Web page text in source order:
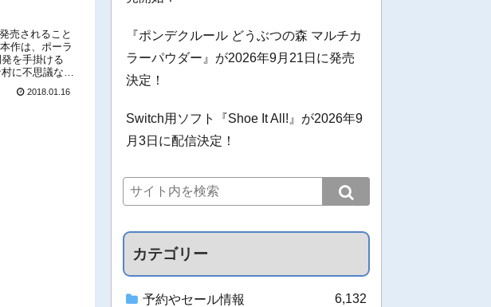
売されること
作は、ポーラ
を手掛ける
に不思議な病
2018.01.16
『ポンデクルール どうぶつの森 マルチカ
ラーパウダー』が2026年9月21日に発売
決定！
Switch用ソフト『Shoe It All!』が2026年9
月3日に配信決定！
カテゴリー
予約やセール情報 6,132